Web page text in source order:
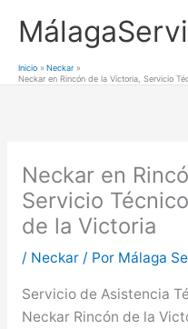
Inicio
Neckar
Neckar en Rincón de la Victoria, Servicio
Neckar en
Servicio
de la Victoria
/ Neckar/ Por Málaga
Servicio de Asistencia
Neckar Rincón de la